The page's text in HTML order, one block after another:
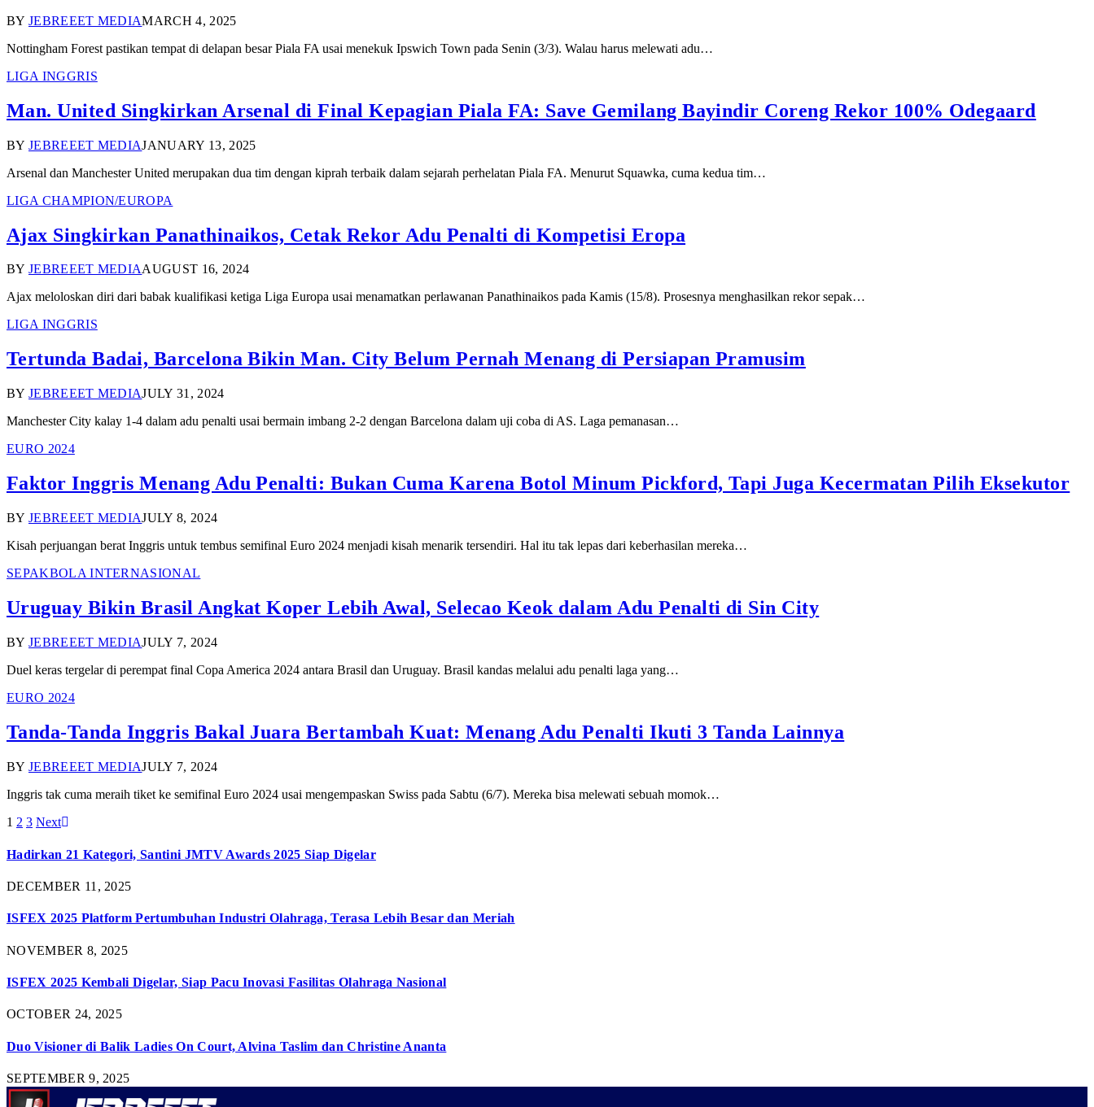
BY JEBREEET MEDIAMARCH 4, 2025
Nottingham Forest pastikan tempat di delapan besar Piala FA usai menekuk Ipswich Town pada Senin (3/3). Walau harus melewati adu…
LIGA INGGRIS
Man. United Singkirkan Arsenal di Final Kepagian Piala FA: Save Gemilang Bayindir Coreng Rekor 100% Odegaard
BY JEBREEET MEDIAJANUARY 13, 2025
Arsenal dan Manchester United merupakan dua tim dengan kiprah terbaik dalam sejarah perhelatan Piala FA. Menurut Squawka, cuma kedua tim…
LIGA CHAMPION/EUROPA
Ajax Singkirkan Panathinaikos, Cetak Rekor Adu Penalti di Kompetisi Eropa
BY JEBREEET MEDIAAUGUST 16, 2024
Ajax meloloskan diri dari babak kualifikasi ketiga Liga Europa usai menamatkan perlawanan Panathinaikos pada Kamis (15/8). Prosesnya menghasilkan rekor sepak…
LIGA INGGRIS
Tertunda Badai, Barcelona Bikin Man. City Belum Pernah Menang di Persiapan Pramusim
BY JEBREEET MEDIAJULY 31, 2024
Manchester City kalay 1-4 dalam adu penalti usai bermain imbang 2-2 dengan Barcelona dalam uji coba di AS. Laga pemanasan…
EURO 2024
Faktor Inggris Menang Adu Penalti: Bukan Cuma Karena Botol Minum Pickford, Tapi Juga Kecermatan Pilih Eksekutor
BY JEBREEET MEDIAJULY 8, 2024
Kisah perjuangan berat Inggris untuk tembus semifinal Euro 2024 menjadi kisah menarik tersendiri. Hal itu tak lepas dari keberhasilan mereka…
SEPAKBOLA INTERNASIONAL
Uruguay Bikin Brasil Angkat Koper Lebih Awal, Selecao Keok dalam Adu Penalti di Sin City
BY JEBREEET MEDIAJULY 7, 2024
Duel keras tergelar di perempat final Copa America 2024 antara Brasil dan Uruguay. Brasil kandas melalui adu penalti laga yang…
EURO 2024
Tanda-Tanda Inggris Bakal Juara Bertambah Kuat: Menang Adu Penalti Ikuti 3 Tanda Lainnya
BY JEBREEET MEDIAJULY 7, 2024
Inggris tak cuma meraih tiket ke semifinal Euro 2024 usai mengempaskan Swiss pada Sabtu (6/7). Mereka bisa melewati sebuah momok…
1 2 3 Next
Hadirkan 21 Kategori, Santini JMTV Awards 2025 Siap Digelar
DECEMBER 11, 2025
ISFEX 2025 Platform Pertumbuhan Industri Olahraga, Terasa Lebih Besar dan Meriah
NOVEMBER 8, 2025
ISFEX 2025 Kembali Digelar, Siap Pacu Inovasi Fasilitas Olahraga Nasional
OCTOBER 24, 2025
Duo Visioner di Balik Ladies On Court, Alvina Taslim dan Christine Ananta
SEPTEMBER 9, 2025